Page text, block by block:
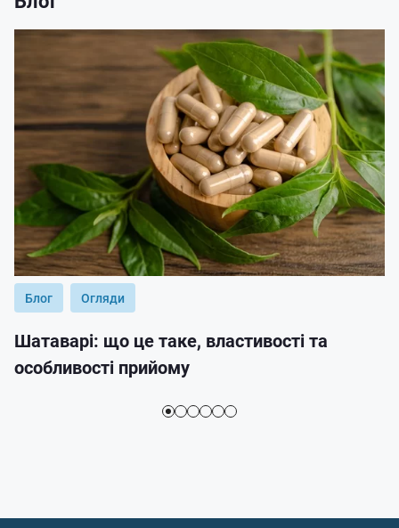
Блог Огляди
Шатаварі: що це таке, властивості та
особливості прийому